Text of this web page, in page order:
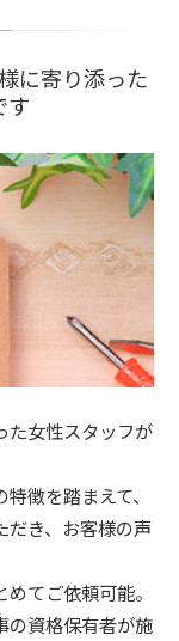
に寄り添った
す
た女性スタッフが
徴を踏まえて、
だき、お客様の声
てご依頼可能。
の資格保有者が施